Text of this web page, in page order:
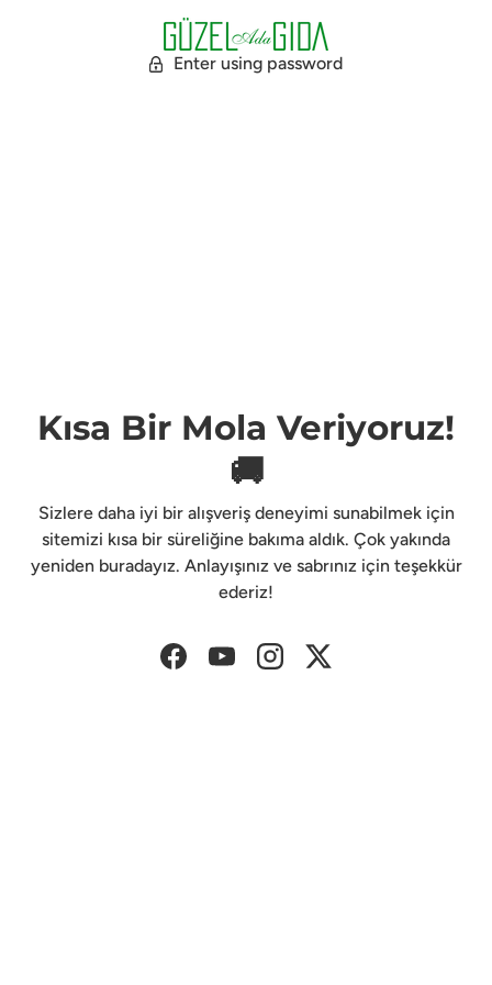
Enter using password
Kısa Bir Mola Veriyoruz!
🚚
Sizlere daha iyi bir alışveriş deneyimi sunabilmek için
sitemizi kısa bir süreliğine bakıma aldık. Çok yakında
yeniden buradayız. Anlayışınız ve sabrınız için teşekkür
ederiz!
FacebookYouTubeInstagramTwitter